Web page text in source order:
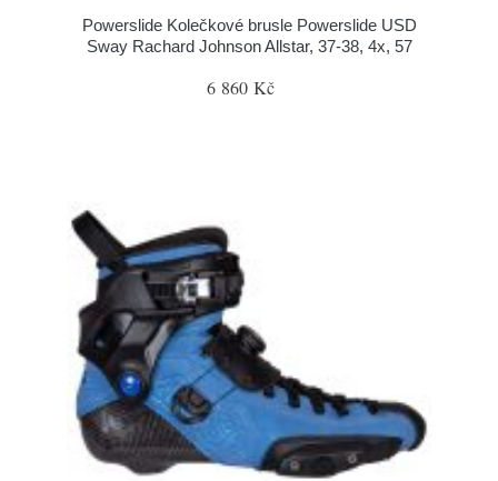
Powerslide Kolečkové brusle Powerslide USD
Sway Rachard Johnson Allstar, 37-38, 4x, 57
6 860 Kč